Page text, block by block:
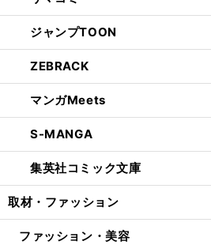
ジャンプTOON
ZEBRACK
マンガMeets
S-MANGA
集英社コミック文庫
取材・ファッション
ファッション・美容